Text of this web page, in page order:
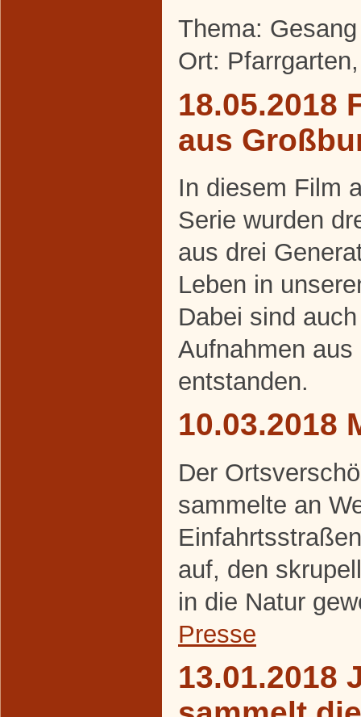
Thema:
Ort:
18.05.2018
aus
In diesem Film
Serie wurden
aus drei
Leben in
Dabei sind
Aufnahmen
entstanden.
10.03.2018
Der
sammelte an
auf, den
in die Natur
Presse
13.01.2018